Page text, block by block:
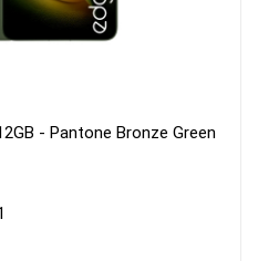
- Pantone Bronze Green